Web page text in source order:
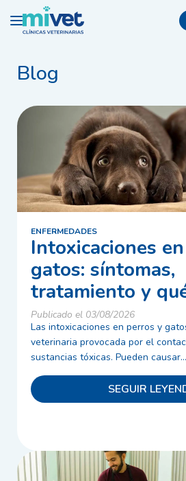
Blog
ENFERMEDADES
Intoxicaciones
gatos: síntomas,
tratamiento y
Publicado el 03/08/2026
Las intoxicaciones en perros y
veterinaria provocada por el
sustancias tóxicas. Pueden causar...
SEGUIR